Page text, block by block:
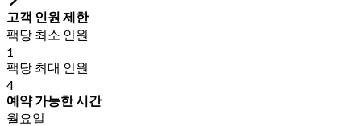
고객 인원 제한
팩당 최소 인원
1
팩당 최대 인원
4
예약 가능한 시간
월요일